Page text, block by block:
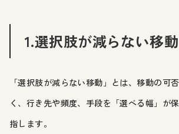
1.選択肢が減らない移動
「選択肢が減らない移動」とは、移動の可
く、行き先や頻度、手段を「選べる幅」が
指します。